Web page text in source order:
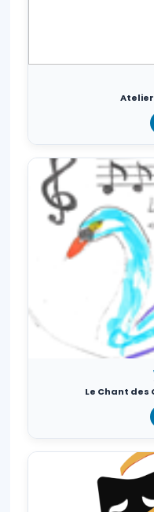
Le Chant des